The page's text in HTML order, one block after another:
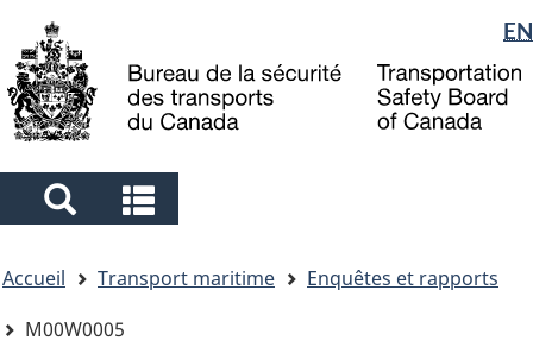
to
main
to
"About
government"
à
la
Sélection
de
la
langue
EN
Search
and
menus
and
menus
êtes
ici
Accueil Transport maritime
Enquêtes et rapports
M00W0005